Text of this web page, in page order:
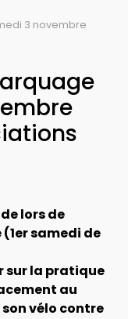
3 novembre
lors de
samedi de
sur la pratique
au
vélo contre